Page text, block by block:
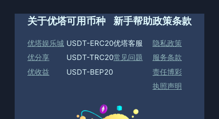
关于优塔
优塔娱乐城
优分享
优收益
可用币种
USDT-ERC20
USDT-TRC20
USDT-BEP20
新手帮助
优塔客服
常见问题
政策条款
隐私政策
服务条款
责任博彩
执照声明